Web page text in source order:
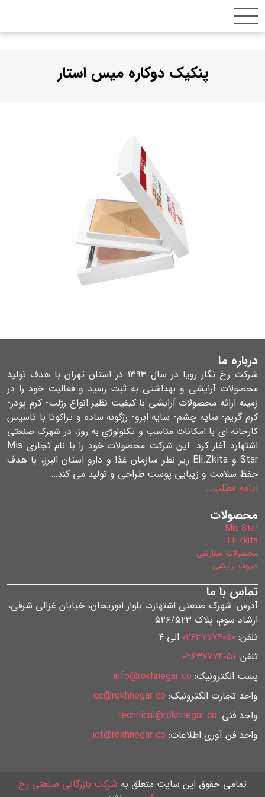
رفتن
محتوا
پنکیک دوکاره میس استار
درباره ما
شرکت رخ نگار رویا در سال ۱۳۹۳ در استان تهران با هدف تولید
محصولات آرایشی و بهداشتی به ثبت رسید و فعالیت خود را در
زمینه ارائه محصولات آرایشی با کیفیت نظیر انواع رژلب- کرم پودر-
کرم گریم- سایه چشم- سایه ابرو- رژگونه ساده و تراکوتا با تاسیس
کارخانه ای با امکانات مناسب و تکنولوژی به روز، در شهرک صنعتی
اشتهارد آغاز کرد. این شرکت محصولات خود را با نام تجاری Mis
Star و Eli.Zkita زیر نظر سازمان غذا و دارو استان البرز، با هدف
حفظ سلامت و زیبایی پوست طراحی و تولید می کند…
ادامه مطلب…
محصولات
Mis Star
Eli.Zkita
محصولات سفارشی
ظروف آرایشی
تماس با ما
آدرس: شهرک صنعتی اشتهارد، بلوار ابوریحان، خیابان غزالی شرقی،
ارشاد سوم، پلاک ۵۲۶/۵۲۳
تلفن: ۰۲۶۳۷۷۷۴۰۵۰ الی ۴
تلفن: ۰۲۶۳۷۷۷۴۰۵۱
پست الکترونیک: info@rokhnegar.co
واحد تجارت الکترونیک: ec@rokhnegar.co
واحد فنی: technical@rokhnegar.co
واحد فن آوری اطلاعات: ict@rokhnegar.co
تمامی حقوق این سایت متعلق به شرکت بازرگانی صنعتی رخ